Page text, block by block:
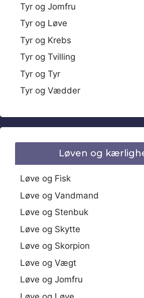
Tyr og Jomfru
Tyr og Løve
Tyr og Krebs
Tyr og Tvilling
Tyr og Tyr
Tyr og Vædder
Løven og
Løve og Fisk
Løve og Vandmand
Løve og Stenbuk
Løve og Skytte
Løve og Skorpion
Løve og Vægt
Løve og Jomfru